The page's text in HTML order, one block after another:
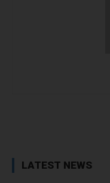
LATEST NEWS